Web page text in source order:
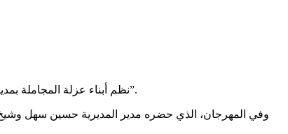
نظم أبناء عزلة المجاملة بمديرية بيت الفقيه في محافظة الحديدة، اليوم، مهرجاناً كرنفالياً وشعبياً بذكرى يوم الولاية للعام 1447هـ، تحت شعار “من كنتُ مولاه فهذا علي مولاه”.
وفي المهرجان، الذي حضره مدير المديرية حسين سهل وشيخ